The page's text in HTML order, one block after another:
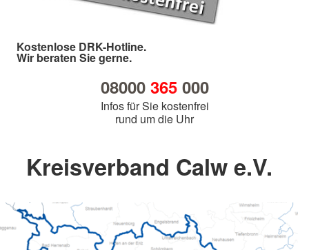
Kostenlose DRK-Hotline.
Wir beraten Sie gerne.
08000 365000
Infos für Sie kostenfrei
rund um die Uhr
Kreisverband Calw e.V.